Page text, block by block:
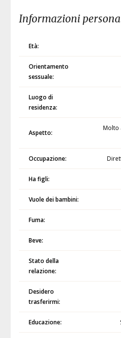
Informazioni
Età:
Orientamento
sessuale:
Luogo di
residenza:
Aspetto:
Molto
Occupazione:
Ha figli:
Vuole dei bambini:
Fuma:
Beve:
Stato della
relazione:
Desidero
trasferirmi:
Educazione: